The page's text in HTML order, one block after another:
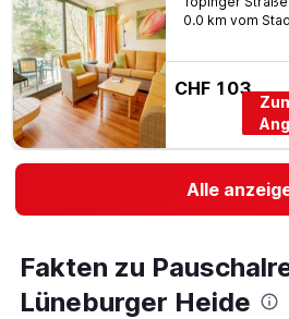
0.0 km vom
CHF 103
Alle
Fakten zu
Lüneburger Heide